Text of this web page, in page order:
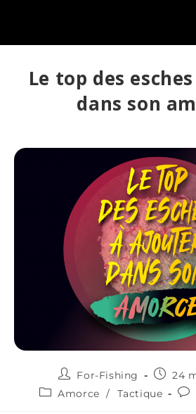
Le top des
dans son
For-Fishing
24
Amorce / Tactique